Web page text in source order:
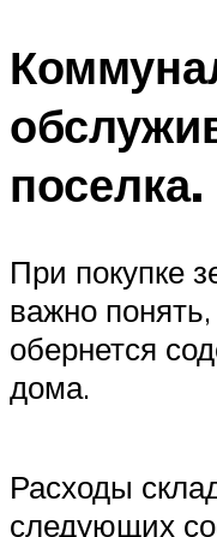
поселка.
При покупке
важно
обернется
дома.
Расходы
следующих